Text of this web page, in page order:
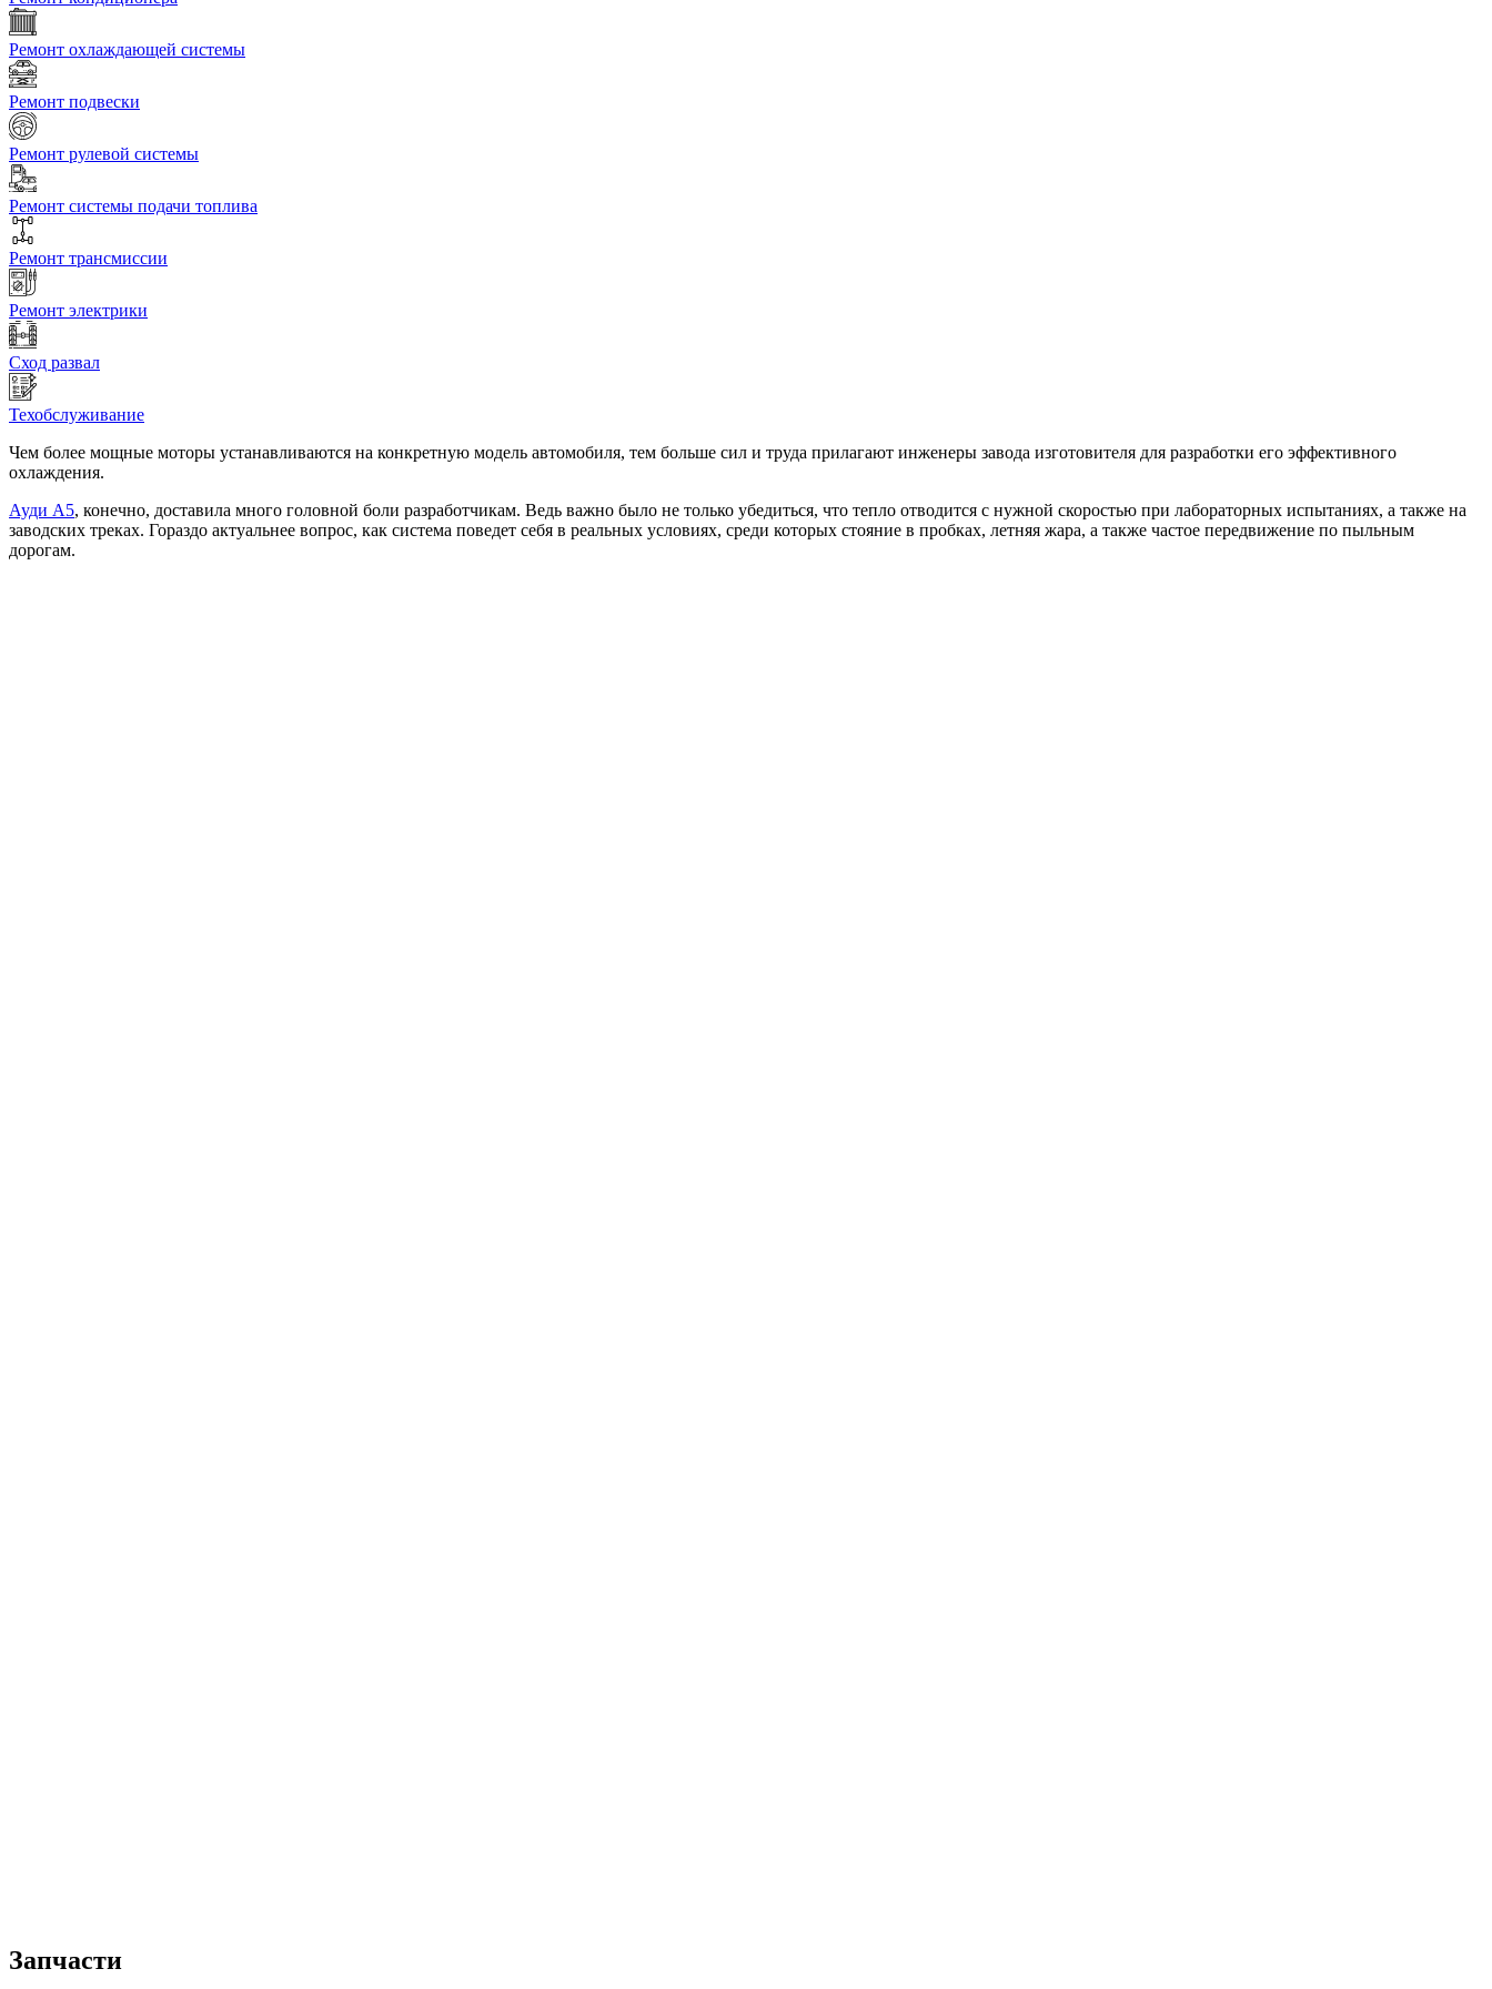
Ремонт охлаждающей системы
Ремонт подвески
Ремонт рулевой системы
Ремонт системы подачи топлива
Ремонт трансмиссии
Ремонт электрики
Сход развал
Техобслуживание
Чем более мощные моторы устанавливаются на конкретную модель автомобиля, тем больше сил и труда прилагают инженеры завода изготовителя для разработки его эффективного
охлаждения.
Ауди А5, конечно, доставила много головной боли разработчикам. Ведь важно было не только убедиться, что тепло отводится с нужной скоростью при лабораторных испытаниях, а также на
заводских треках. Гораздо актуальнее вопрос, как система поведет себя в реальных условиях, среди которых стояние в пробках, летняя жара, а также частое передвижение по пыльным
дорогам.
Запчасти